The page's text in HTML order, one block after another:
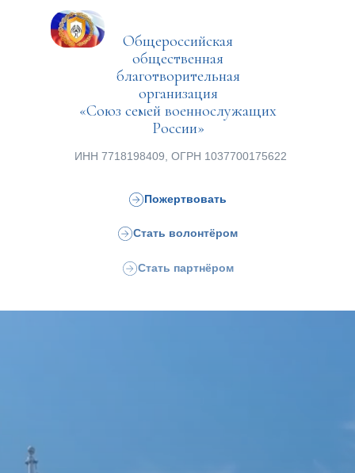
Общероссийская
общественная
благотворительная
организация
«Союз семей военнослужащих
России»
ИНН 7718198409, ОГРН 1037700175622
Пожертвовать
Стать волонтёром
Стать партнёром